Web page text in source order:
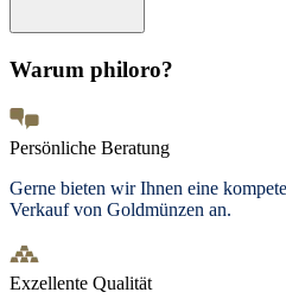
Warum philoro?
Persönliche Beratung
Gerne bieten wir Ihnen eine
Verkauf von Goldmünzen an.
Exzellente Qualität